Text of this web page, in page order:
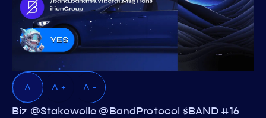
A A + A -
Biz @Stakewolle @BandProtocol $BAND #16